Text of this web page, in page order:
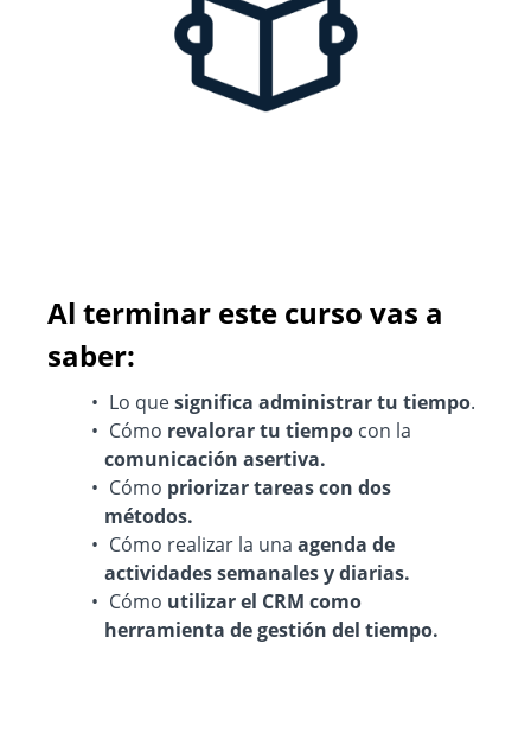
Al terminar este curso vas a
saber:
Lo quesignifica administrar tu tiempo.
Cómo revalorar tu tiempo con la
comunicación asertiva.
Cómo priorizar tareas con dos
métodos.
Cómo realizar la una agenda de
actividades semanales y diarias.
Cómo utilizar el CRM como
herramienta de gestión del tiempo.